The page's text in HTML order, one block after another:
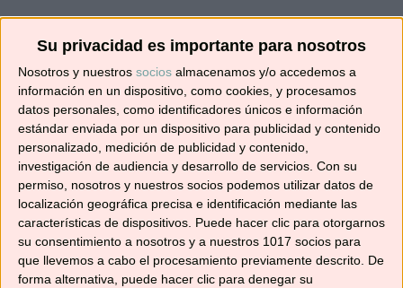
Su privacidad es importante para nosotros
Nosotros y nuestros socios almacenamos y/o accedemos a
información en un dispositivo, como cookies, y procesamos
datos personales, como identificadores únicos e información
estándar enviada por un dispositivo para publicidad y contenido
personalizado, medición de publicidad y contenido,
investigación de audiencia y desarrollo de servicios. Con su
permiso, nosotros y nuestros socios podemos utilizar datos de
localización geográfica precisa e identificación mediante las
características de dispositivos. Puede hacer clic para otorgarnos
su consentimiento a nosotros y a nuestros 1017 socios para
que llevemos a cabo el procesamiento previamente descrito. De
forma alternativa, puede hacer clic para denegar su
¡SUSCRÍBETE! 🍳🌟
Suscríbete ahora para recibir todas las recetas
en tu correo.
¡No te pierdas ninguna! 👩‍🍳👨‍🍳
Dirección
de
correo
electrónico
Suscribir